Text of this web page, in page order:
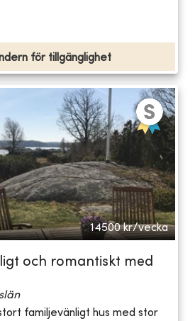
för tillgänglighet
14500 kr/vecka
och romantiskt med
familjevänligt hus med stor